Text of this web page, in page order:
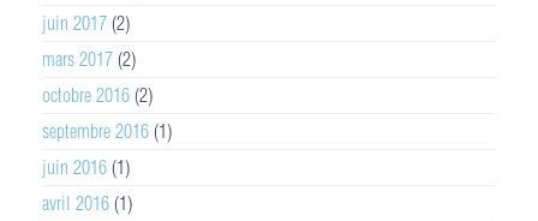
juin 2017 (2)
mars 2017 (2)
octobre 2016 (2)
septembre 2016 (1)
juin 2016 (1)
avril 2016 (1)